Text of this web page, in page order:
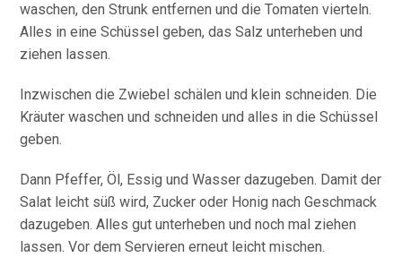
waschen, den Strunk entfernen und die Tomaten vierteln.
Alles in eine Schüssel geben, das Salz unterheben und
ziehen lassen.
Inzwischen die Zwiebel schälen und klein schneiden. Die
Kräuter waschen und schneiden und alles in die Schüssel
geben.
Dann Pfeffer, Öl, Essig und Wasser dazugeben. Damit der
Salat leicht süß wird, Zucker oder Honig nach Geschmack
dazugeben. Alles gut unterheben und noch mal ziehen
lassen. Vor dem Servieren erneut leicht mischen.